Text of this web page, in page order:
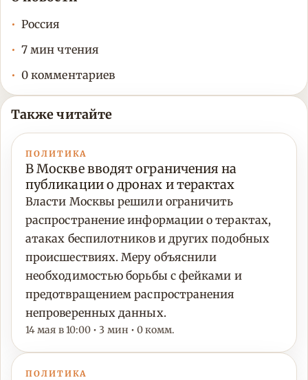
Россия
7 мин чтения
0 комментариев
Также читайте
ПОЛИТИКА
В Москве вводят ограничения на
публикации о дронах и терактах
Власти Москвы решили ограничить
распространение информации о терактах,
атаках беспилотников и других подобных
происшествиях. Меру объяснили
необходимостью борьбы с фейками и
предотвращением распространения
непроверенных данных.
14 мая в 10:00 • 3 мин • 0 комм.
ПОЛИТИКА